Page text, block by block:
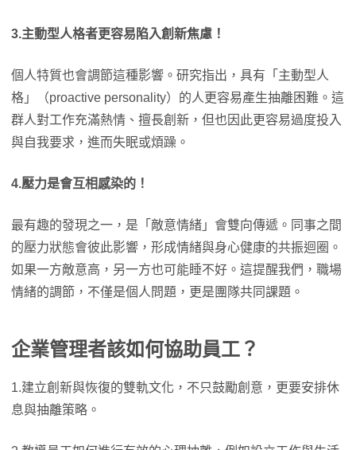
3.主動型人格者更容易陷入創新焦慮！
個人特質也會調節這種影響。研究指出，具有「主動型人
格」（proactive personality）的人更容易產生抽離困難。這
群人對工作充滿熱情、擅長創新，但也因此更容易過度投入
與自我要求，進而失眠或煩躁。
4.壓力是會互相感染的！
最有趣的發現之一，是「敵意情緒」會雙向傳遞。同事之間
的壓力狀態會彼此影響，形成情緒與身心健康的共振迴圈。
如果一方敵意高，另一方也可能睡不好。這提醒我們，職場
情緒的調節，不僅是個人問題，更是團隊共同課題。
企業管理者該如何協助員工？
1.建立創新與恢復的雙軌文化，不只鼓勵創意，更要安排休
息與抽離策略。